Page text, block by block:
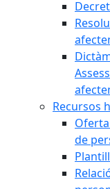
Recursos
de